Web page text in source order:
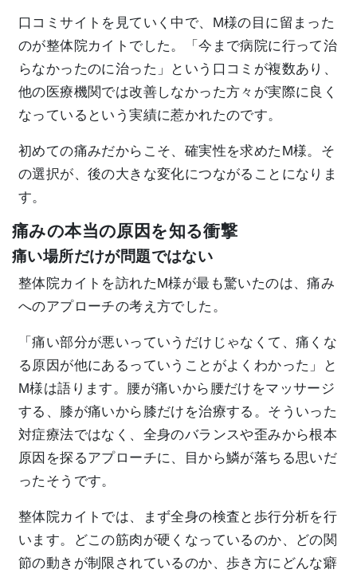
口コミサイトを見ていく中で、M様の目に留まった
のが整体院カイトでした。「今まで病院に行って治
らなかったのに治った」という口コミが複数あり、
他の医療機関では改善しなかった方々が実際に良く
なっているという実績に惹かれたのです。
初めての痛みだからこそ、確実性を求めたM様。そ
の選択が、後の大きな変化につながることになりま
す。
痛みの本当の原因を知る衝撃
痛い場所だけが問題ではない
整体院カイトを訪れたM様が最も驚いたのは、痛み
へのアプローチの考え方でした。
「痛い部分が悪いっていうだけじゃなくて、痛くな
る原因が他にあるっていうことがよくわかった」と
M様は語ります。腰が痛いから腰だけをマッサージ
する、膝が痛いから膝だけを治療する。そういった
対症療法ではなく、全身のバランスや歪みから根本
原因を探るアプローチに、目から鱗が落ちる思いだ
ったそうです。
整体院カイトでは、まず全身の検査と歩行分析を行
います。どこの筋肉が硬くなっているのか、どの関
節の動きが制限されているのか、歩き方にどんな癖